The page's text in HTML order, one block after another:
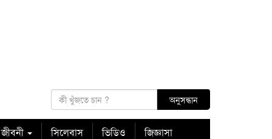
সিলেবাস ভিডিও জিজ্ঞাসা